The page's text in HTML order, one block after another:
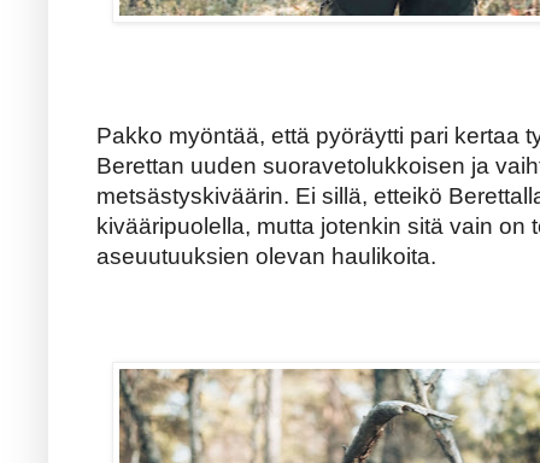
Pakko myöntää, että pyöräytti pari kertaa
Berettan uuden suoravetolukkoisen ja
metsästyskiväärin. Ei sillä, etteikö
kivääripuolella, mutta jotenkin sitä vain on
aseuutuuksien olevan haulikoita.